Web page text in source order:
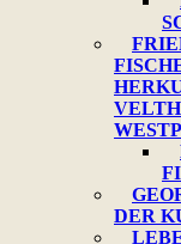
DER